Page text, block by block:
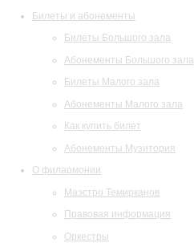
Билеты и абонементы
Билеты Большого зала
Абонементы Большого зала
Билеты Малого зала
Абонементы Малого зала
Как купить билет
Абонементы Музитория
О филармонии
Маэстро Темирканов
Правовая информация
Оркестры